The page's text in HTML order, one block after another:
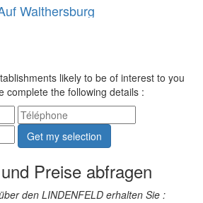
Walthersburg
likely to be of interest to you
complete the following details :
Get my selection
Preise abfragen
den LINDENFELD erhalten Sie :